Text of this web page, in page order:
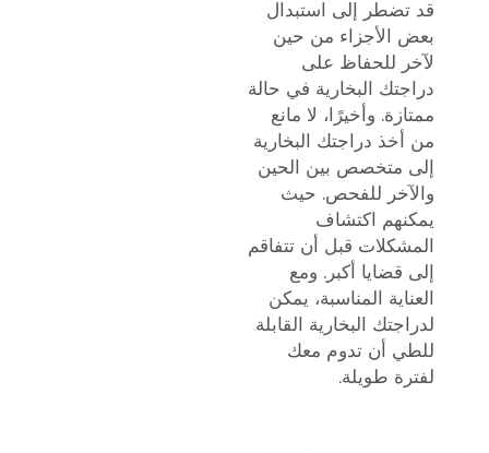
قد تضطر إلى استبدال
بعض الأجزاء من حين
لآخر للحفاظ على
دراجتك البخارية في حالة
ممتازة. وأخيرًا، لا مانع
من أخذ دراجتك البخارية
إلى متخصص بين الحين
والآخر للفحص. حيث
يمكنهم اكتشاف
المشكلات قبل أن تتفاقم
إلى قضايا أكبر. ومع
العناية المناسبة، يمكن
لدراجتك البخارية القابلة
للطي أن تدوم معك
لفترة طويلة.